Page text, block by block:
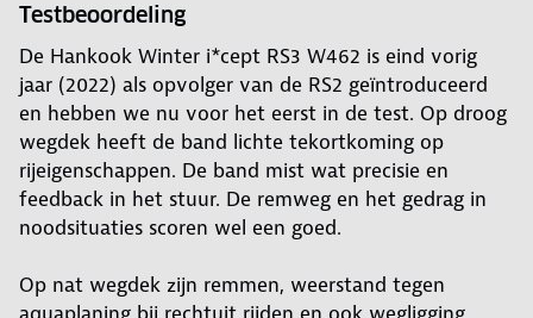
Testbeoordeling
De Hankook Winter i*cept RS3 W462 is eind vorig
jaar (2022) als opvolger van de RS2 geïntroduceerd
en hebben we nu voor het eerst in de test. Op droog
wegdek heeft de band lichte tekortkoming op
rijeigenschappen. De band mist wat precisie en
feedback in het stuur. De remweg en het gedrag in
noodsituaties scoren wel een goed.
Op nat wegdek zijn remmen, weerstand tegen